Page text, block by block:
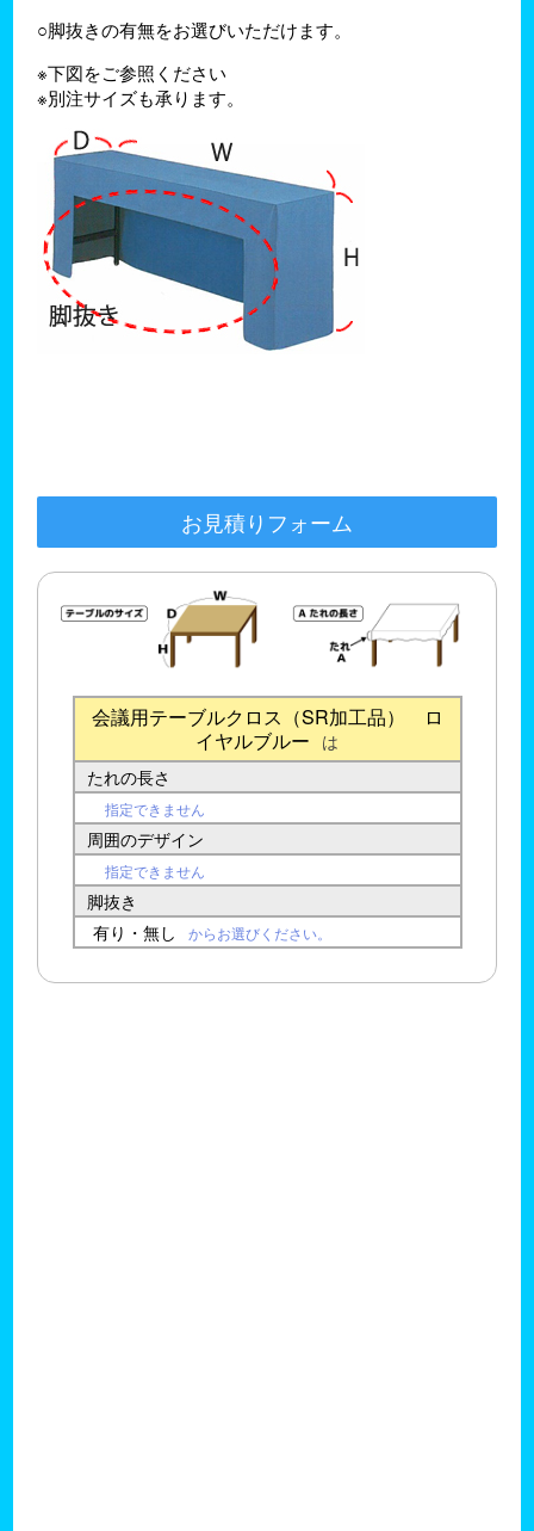
○脚抜きの有無をお選びいただけます。
※下図をご参照ください
※別注サイズも承ります。
お見積りフォーム
会議用テーブルクロス（SR加工品） ロ
イヤルブルー は
たれの長さ
指定できません
周囲のデザイン
指定できません
脚抜き
有り・無し
からお選びください。